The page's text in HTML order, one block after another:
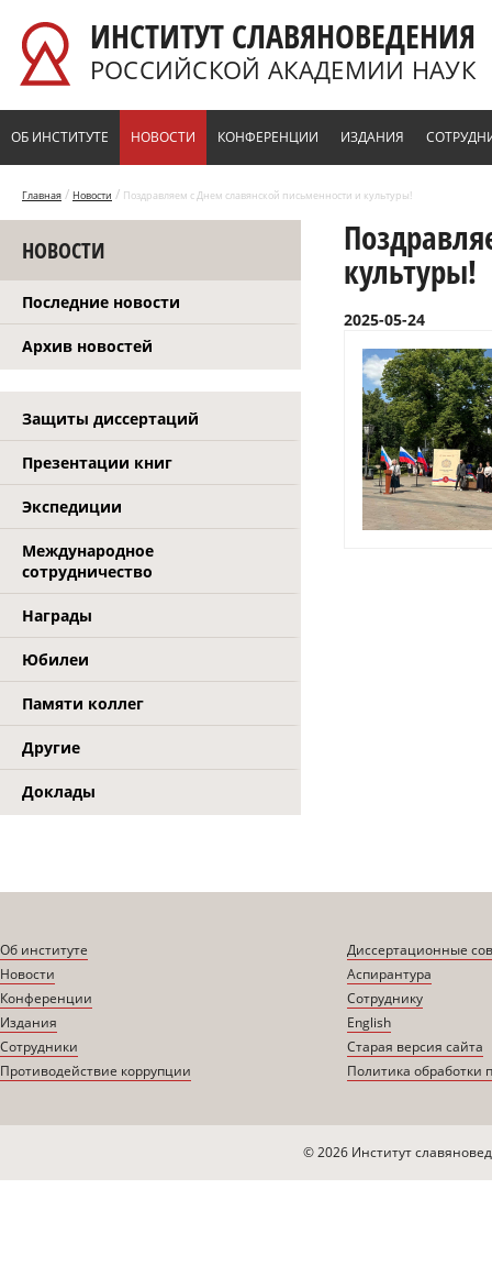
ИНСТИТУТ СЛАВЯНОВЕДЕНИЯ
РОССИЙСКОЙ АКАДЕМИИ НАУК
ОБ ИНСТИТУТЕ НОВОСТИ КОНФЕРЕНЦИИ ИЗДАНИЯ
Главная / Новости / Поздравляем с Днем славянской письменности и культуры!
НОВОСТИ
Последние новости
Архив новостей
Защиты диссертаций
Презентации книг
Экспедиции
Международное
сотрудничество
Награды
Юбилеи
Памяти коллег
Другие
Доклады
культуры!
2025-05-24
Об институте
Новости
Конференции
Издания
Сотрудники
Противодействие коррупции
Диссертационные
Аспирантура
Сотруднику
English
Старая версия сайта
Политика обработки
© 2026 Институт